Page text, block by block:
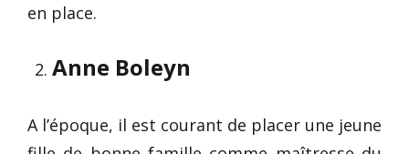
en place.
Anne Boleyn
A l’époque, il est courant de placer une jeune